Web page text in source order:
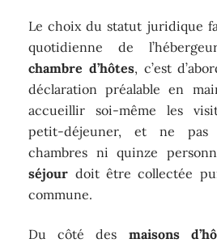
Le choix du statut juridique
quotidienne de
chambre d’hôtes, c’est
déclaration préalable en
accueillir soi-même les
petit-déjeuner, et ne pas
chambres ni quinze
séjour doit être collectée
commune.
Du côté des maisons